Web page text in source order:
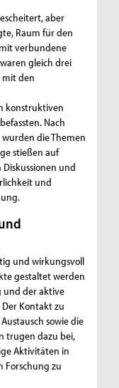
aber
Raum für den
verbundene
gleich drei
mit den
konstruktiven
Nach
die Themen
stießen auf
und
und
und wirkungsvoll
gestaltet werden
und der aktive
Kontakt zu
sowie die
trugen dazu bei,
Aktivitäten in
Forschung zu